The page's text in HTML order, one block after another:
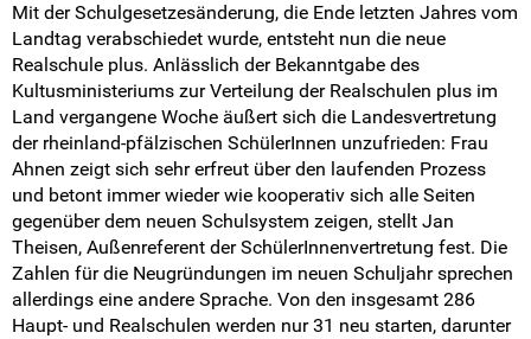
SV-Arbeit vor Ort
Du hast Recht(e)
Weitersurfen
Termine
Shop
Kontakt
Mit der Schulgesetzesänderung, die Ende letzten Jahres vom
Landtag verabschiedet wurde, entsteht nun die neue
Realschule plus. Anlässlich der Bekanntgabe des
Kultusministeriums zur Verteilung der Realschulen plus im
Land vergangene Woche äußert sich die Landesvertretung
der rheinland-pfälzischen SchülerInnen unzufrieden: Frau
Ahnen zeigt sich sehr erfreut über den laufenden Prozess
und betont immer wieder wie kooperativ sich alle Seiten
gegenüber dem neuen Schulsystem zeigen, stellt Jan
Theisen, Außenreferent der SchülerInnenvertretung fest. Die
Zahlen für die Neugründungen im neuen Schuljahr sprechen
allerdings eine andere Sprache. Von den insgesamt 286
Haupt- und Realschulen werden nur 31 neu starten, darunter